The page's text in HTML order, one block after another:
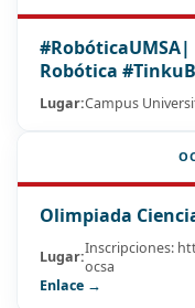
Robótica
Lugar:Campus
Olimpiada
Lugar:Inscripciones:
ocsa
Enlace →